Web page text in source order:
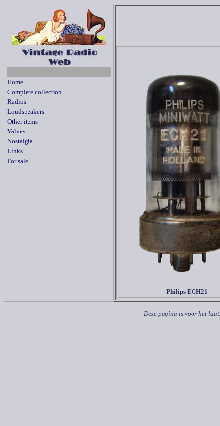
Home
Complete collection
Radios
Loudspeakers
Other items
Valves
Nostalgia
Links
For sale
Philips ECH21
Deze pagina is voor het